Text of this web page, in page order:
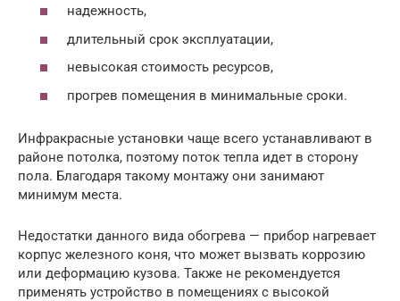
надежность,
длительный срок эксплуатации,
невысокая стоимость ресурсов,
прогрев помещения в минимальные сроки.
Инфракрасные установки чаще всего устанавливают в
районе потолка, поэтому поток тепла идет в сторону
пола. Благодаря такому монтажу они занимают
минимум места.
Недостатки данного вида обогрева — прибор нагревает
корпус железного коня, что может вызвать коррозию
или деформацию кузова. Также не рекомендуется
применять устройство в помещениях с высокой